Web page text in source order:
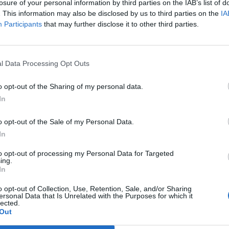
of your personal information by third parties on the IAB’s list of
This information may also be disclosed by us to third parties on the
Participants that may further disclose it to other third parties.
Data Processing Opt Outs
opt-out of the Sharing of my personal data.
opt-out of the Sale of my Personal Data.
opt-out of processing my Personal Data for Targeted
opt-out of Collection, Use, Retention, Sale, and/or Sharing
Data that Is Unrelated with the Purposes for which it
στα οποία εμφανίζεται χαμογελαστή στο
μια χαλαρή καιζεστή ατμόσφαιρα που
γειτονιές και στιγμές γεμάτες χαρά, οι
την ιαπωνική φιλοξενία — και να νιώθουν